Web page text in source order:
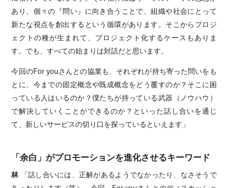
あり、個々の『問い』に向き合うことで、組織や社会にとって
新たな視点を創出するという循環があります。そこからプロジ
ェクトの種が生まれて、プロジェクト化するケースもありま
す。でも、すべての始まりは対話だと思います。
今回のFor youさんとの協業も、それぞれが持ち寄った問いをも
とに、今までの固定概念や既成概念をどう覆すのか？そこに困
っている人はいるのか？僕たちが持っている武器（ノウハウ）
で解決していくことができるのか？といった話し合いを通じ
て、新しいサービスの切り口を探っているといえます」
「余白」がプロモーションを進化させるキーワード
林「話し合いには、正解があるようでなかったり、なさそうで